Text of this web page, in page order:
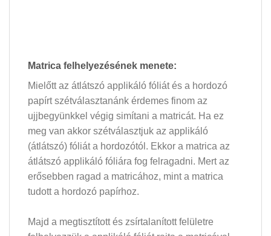
Matrica felhelyezésének menete:
Mielőtt az átlátszó applikáló fóliát és a hordozó
papírt szétválasztanánk érdemes finom az
ujjbegyünkkel végig simítani a matricát. Ha ez
meg van akkor szétválasztjuk az applikáló
(átlátszó) fóliát a hordozótól. Ekkor a matrica az
átlátszó applikáló fóliára fog felragadni. Mert az
erősebben ragad a matricához, mint a matrica
tudott a hordozó papírhoz.
Majd a megtisztított és zsírtalanított felületre